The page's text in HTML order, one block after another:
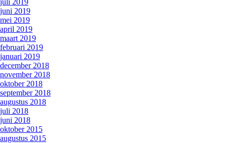
juli 2019
juni 2019
mei 2019
april 2019
maart 2019
februari 2019
januari 2019
december 2018
november 2018
oktober 2018
september 2018
augustus 2018
juli 2018
juni 2018
oktober 2015
augustus 2015